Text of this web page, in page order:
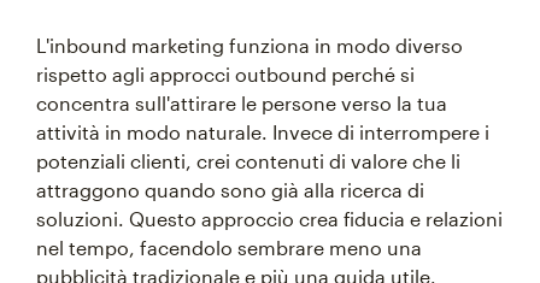
L'inbound marketing funziona in modo diverso
rispetto agli approcci outbound perché si
concentra sull'attirare le persone verso la tua
attività in modo naturale. Invece di interrompere i
potenziali clienti, crei contenuti di valore che li
attraggono quando sono già alla ricerca di
soluzioni. Questo approccio crea fiducia e relazioni
nel tempo, facendolo sembrare meno una
pubblicità tradizionale e più una guida utile.